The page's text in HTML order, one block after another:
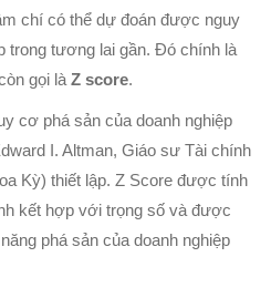
chí có thể dự đoán được nguy
trong tương lai gần. Đó chính là
gọi là Z score.
cơ phá sản của doanh nghiệp
I. Altman, Giáo sư Tài chính
Kỳ) thiết lập. Z Score được tính
kết hợp với trọng số và được
phá sản của doanh nghiệp